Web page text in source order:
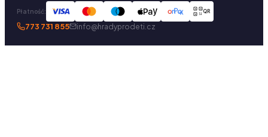
Płatność: QR
773 731 855 info@hradyprodeti.cz